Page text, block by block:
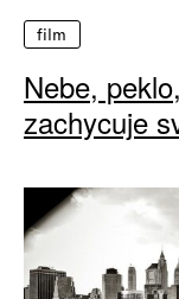
film
Nebe,
zachycuje